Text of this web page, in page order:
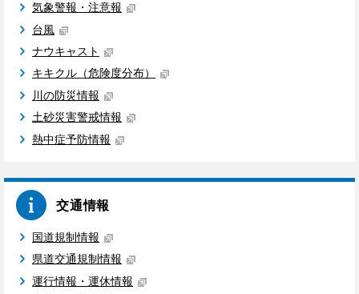
oseimail ■広報紙（印刷物）の入手方法 回覧板での各戸配布のほか、市内公
s://www.city.omitama.lg.jp/0337/info-0000009326-0.html?utm_source=email&
utm_medium=email&utm_campaign=gyoseimail 問い合わせ 魅力発信課シテ
2026年08月02日 19時42分
火災情報 （鎮火報）
火災情報：鎮火報 種 別：その他火災 鎮火時刻：19時25分 発生場所：小
美玉市 羽鳥 横浜ゴム東側 付近 ※電波状況等によりメールが前後することが
あります。記載した時間をご確認ください。
8/2 その他
さきほど、羽鳥、横浜ゴム東側付近で発生した火災は、１９時、25分に、鎮
火しました。
気象警報・注意報
台風
ナウキャスト
キキクル（危険度分布）
川の防災情報
土砂災害警戒情報
熱中症予防情報
交通情報
国道規制情報
県道交通規制情報
運行情報・運休情報